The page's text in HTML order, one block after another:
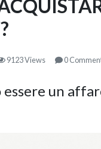
9123 Views 0
un